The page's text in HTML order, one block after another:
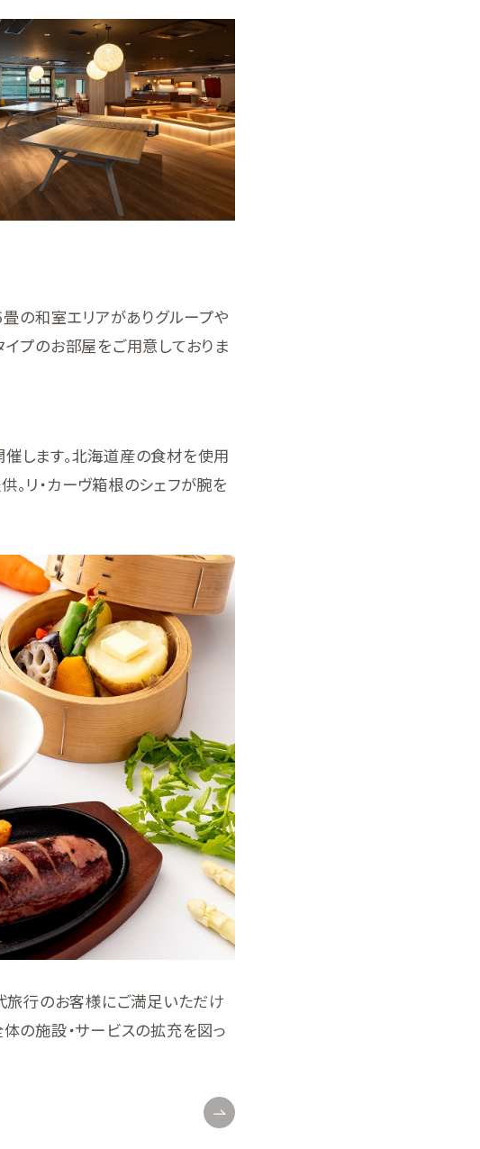
畳の和室エリアがありグループや
プのお部屋をご用意しておりま
催します。北海道産の食材を使用
。リ・カーヴ箱根のシェフが腕を
旅行のお客様にご満足いただけ
の施設・サービスの拡充を図っ